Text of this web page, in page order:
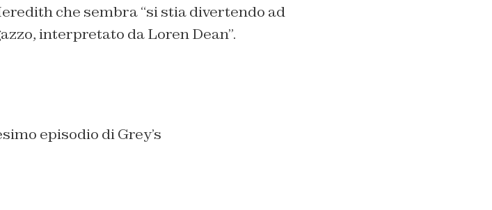
che sembra “si stia divertendo ad
interpretato da Loren Dean”.
episodio di Grey’s